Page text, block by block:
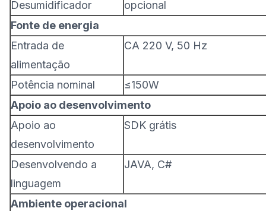
Desumidificador
opcional
Fonte de energia
Entrada de
alimentação
CA 220 V, 50 Hz
Potência nominal
≤150W
Apoio ao desenvolvimento
Apoio ao
desenvolvimento
SDK grátis
Desenvolvendo a
linguagem
JAVA, C#
Ambiente operacional